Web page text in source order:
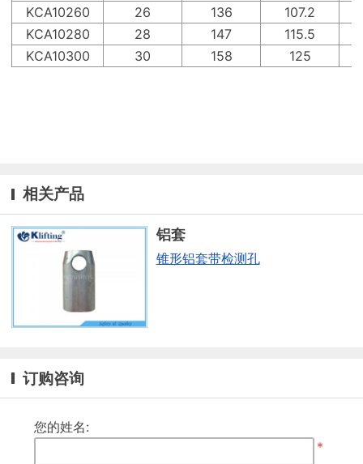
KCA10260
26 136
107.2
KCA10280
28 147
115.5
KCA10300
30 158 125
相关产品
铝套
锥形铝套带检测孔
订购咨询
您的姓名:
*